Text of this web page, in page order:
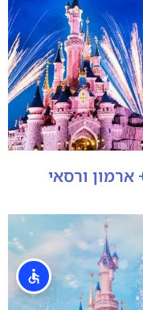
ארמון ורסאי